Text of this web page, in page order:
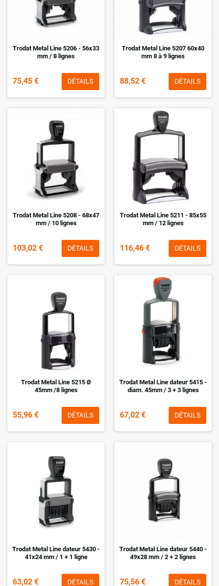
Trodat Metal Line 5206 - 56x33
mm / 8 lignes
75,45 € DÉTAILS
Trodat Metal Line 5207 60x40
mm 8 à 9 lignes
88,52 € DÉTAILS
Trodat Metal Line 5208 - 68x47
mm / 10 lignes
103,02 € DÉTAILS
Trodat Metal Line 5211 - 85x55
mm / 12 lignes
116,46 € DÉTAILS
Trodat Metal Line 5215 Ø
45mm /8 lignes
55,96 € DÉTAILS
Trodat Metal Line dateur 5415 -
diam. 45mm / 3 + 3 lignes
67,02 € DÉTAILS
Trodat Metal Line dateur 5430 -
41x24 mm / 1 + 1 ligne
63,02 € DÉTAILS
Trodat Metal Line dateur 5440 -
49x28 mm / 2 + 2 lignes
75,56 € DÉTAILS